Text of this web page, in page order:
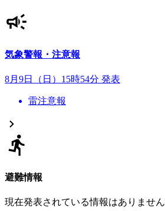
気象警報・注意報
8月9日（日）15時54分 発表
雷注意報
避難情報
現在発表されている情報はありません